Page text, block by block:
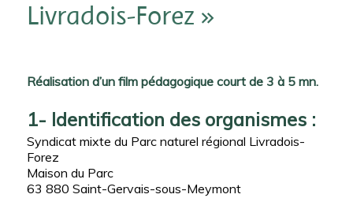
Livradois-Forez »
Réalisation d’un film pédagogique court de 3 à 5 mn.
1- Identification des organismes :
Syndicat mixte du Parc naturel régional Livradois-
Forez
Maison du Parc
63 880 Saint-Gervais-sous-Meymont